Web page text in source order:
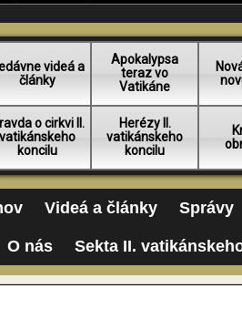
videá a
články
Apokalypsa
teraz vo
Vatikáne
o cirkvi II.
vatikánskeho
koncilu
Herézy II.
vatikánskeho
koncilu
Videá a články Správy
O nás Sekta II.